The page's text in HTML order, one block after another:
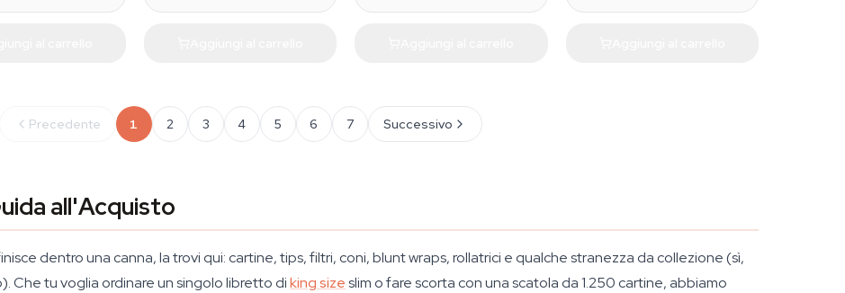
Precedente 1 2 3 4 5 6 7 Successivo
all'Acquisto
dentro una canna, la trovi qui: cartine, tips, filtri, coni, blunt wraps, rollatrici e qualche stranezza da collezione (sì,
Che tu voglia ordinare un singolo libretto diking sizeslim o fare scorta con una scatola da 1.250 cartine, abbiamo